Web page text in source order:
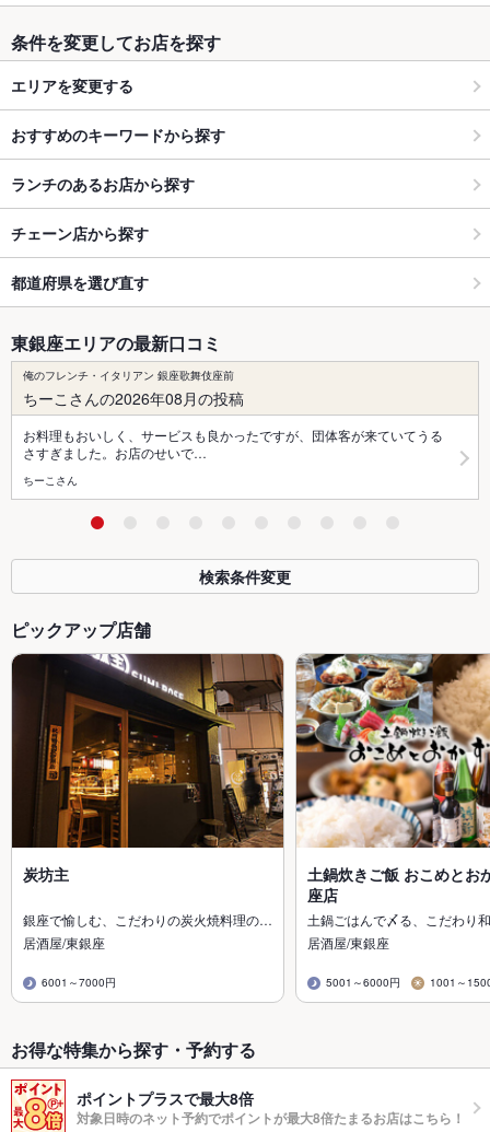
条件を変更してお店を探す
エリアを変更する
おすすめのキーワードから探す
ランチのあるお店から探す
チェーン店から探す
都道府県を選び直す
東銀座エリアの最新口コミ
俺のフレンチ・イタリアン 銀座歌舞伎座前
ちーこさんの2026年08月の投稿
お料理もおいしく、サービスも良かったですが、団体客が来ていてうる
さすぎました。お店のせいで…
ちーこさん
検索条件変更
ピックアップ店舗
炭坊主
銀座で愉しむ、こだわりの炭火焼料理の…
居酒屋/東銀座
6001～7000円
土鍋炊きご飯 おこめとお
座店
土鍋ごはんで〆る、こだわり
居酒屋/東銀座
5001～6000円 1001～
お得な特集から探す・予約する
ポイントプラスで最大8倍
対象日時のネット予約でポイントが最大8倍たまるお店はこちら！